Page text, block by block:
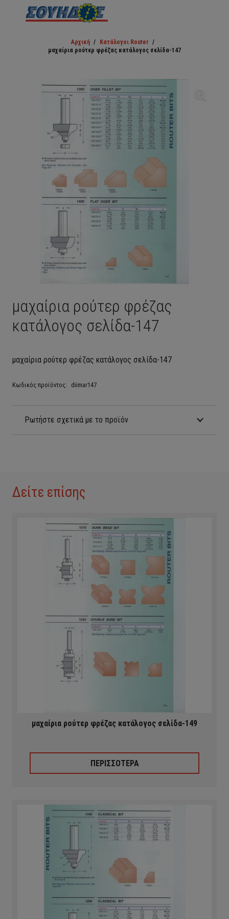
Αρχική / Κατάλογοι Router /
μαχαίρια ρούτερ φρέζας κατάλογος σελίδα-147
μαχαίρια ρούτερ φρέζας
κατάλογος σελίδα-147
μαχαίρια ρούτερ φρέζας κατάλογος σελίδα-147
Κωδικός προϊόντος: diimar147
Ρωτήστε σχετικά με το προϊόν
Δείτε επίσης
μαχαίρια ρούτερ φρέζας κατάλογος σελίδα-149
ΠΕΡΙΣΣΟΤΕΡΑ